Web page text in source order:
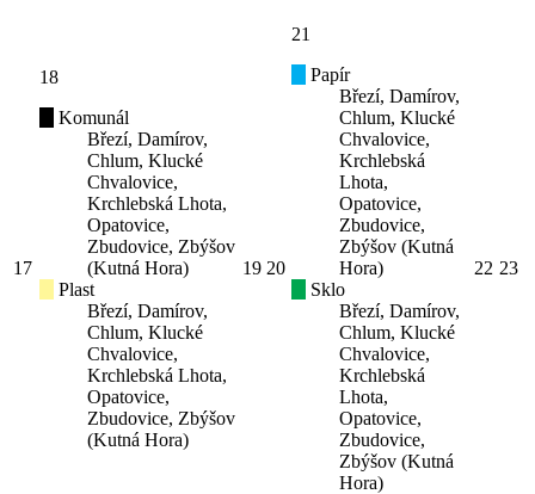
17
18
Komunál
Březí, Damírov,
Chlum, Klucké
Chvalovice,
Krchlebská Lhota,
Opatovice,
Zbudovice, Zbýšov
(Kutná Hora)
Plast
Březí, Damírov,
Chlum, Klucké
Chvalovice,
Krchlebská Lhota,
Opatovice,
Zbudovice, Zbýšov
(Kutná Hora)
19 20
21
Papír
Březí, Damírov,
Chlum, Klucké
Chvalovice,
Krchlebská
Lhota,
Opatovice,
Zbudovice,
Zbýšov (Kutná
Hora)
Sklo
Březí, Damírov,
Chlum, Klucké
Chvalovice,
Krchlebská
Lhota,
Opatovice,
Zbudovice,
Zbýšov (Kutná
Hora)
22 23